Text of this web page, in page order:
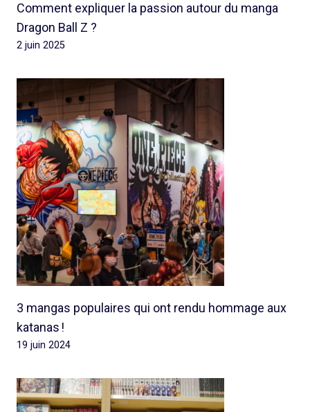
Comment expliquer la passion autour du manga
Dragon Ball Z ?
2 juin 2025
3 mangas populaires qui ont rendu hommage aux
katanas !
19 juin 2024